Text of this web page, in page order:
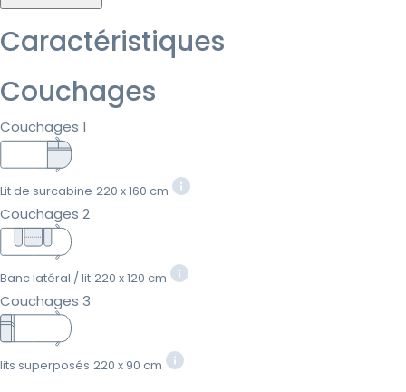
Caractéristiques
Couchages
Couchages 1
Lit de surcabine 220 x 160 cm
Couchages 2
Banc latéral / lit 220 x 120 cm
Couchages 3
lits superposés 220 x 90 cm